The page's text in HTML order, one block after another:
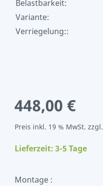
Belastbarkeit:
Variante:
Verriegelung::
448,00 €
Preis inkl. 19 % MwSt. zzgl.
Lieferzeit: 3-5 Tage
Montage :